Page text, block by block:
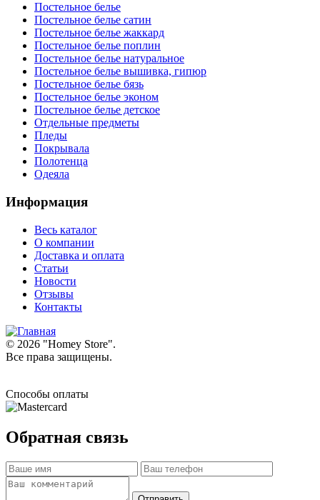
Постельное белье
Постельное белье сатин
Постельное белье жаккард
Постельное белье поплин
Постельное белье натуральное
Постельное белье вышивка, гипюр
Постельное белье бязь
Постельное белье эконом
Постельное белье детское
Отдельные предметы
Пледы
Покрывала
Полотенца
Одеяла
Информация
Весь каталог
О компании
Доставка и оплата
Статьи
Новости
Отзывы
Контакты
© 2026 "Homey Store".
Все права защищены.
Способы оплаты
Обратная связь